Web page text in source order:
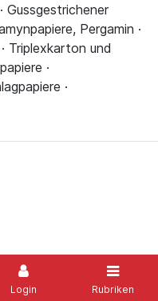
Login Rubriken
Gussgestrichener
Pergamin ·
Triplexkarton und
·
·
·